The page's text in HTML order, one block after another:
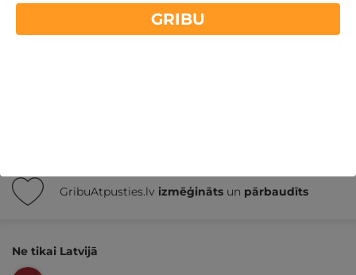
GribuAtpusties.lv izmēģināts un pārbaudīts
Ne tikai Latvijā
GRIBU